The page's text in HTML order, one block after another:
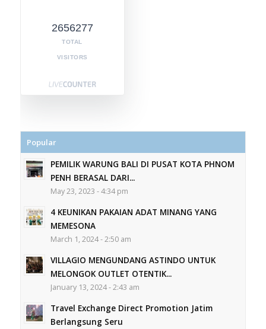
2656277
TOTAL
VISITORS
Popular
PEMILIK WARUNG BALI DI PUSAT KOTA PHNOM
PENH BERASAL DARI...
May 23, 2023 - 4:34 pm
4 KEUNIKAN PAKAIAN ADAT MINANG YANG
MEMESONA
March 1, 2024 - 2:50 am
VILLAGIO MENGUNDANG ASTINDO UNTUK
MELONGOK OUTLET OTENTIK...
January 13, 2024 - 2:43 am
Travel Exchange Direct Promotion Jatim
Berlangsung Seru